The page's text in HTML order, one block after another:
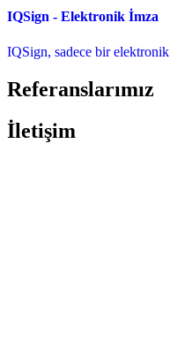
IQSign - Elektronik İmza
IQSign, sadece bir
Referanslarımız
İletişim